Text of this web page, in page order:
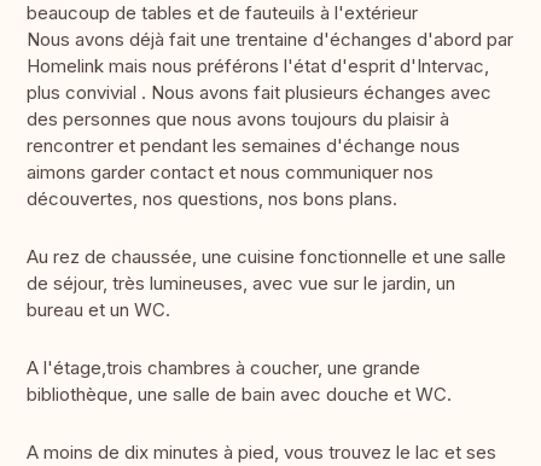
beaucoup de tables et de fauteuils à l'extérieur
Nous avons déjà fait une trentaine d'échanges d'abord par
Homelink mais nous préférons l'état d'esprit d'Intervac,
plus convivial . Nous avons fait plusieurs échanges avec
des personnes que nous avons toujours du plaisir à
rencontrer et pendant les semaines d'échange nous
aimons garder contact et nous communiquer nos
découvertes, nos questions, nos bons plans.
Au rez de chaussée, une cuisine fonctionnelle et une salle
de séjour, très lumineuses, avec vue sur le jardin, un
bureau et un WC.
A l'étage,trois chambres à coucher, une grande
bibliothèque, une salle de bain avec douche et WC.
A moins de dix minutes à pied, vous trouvez le lac et ses